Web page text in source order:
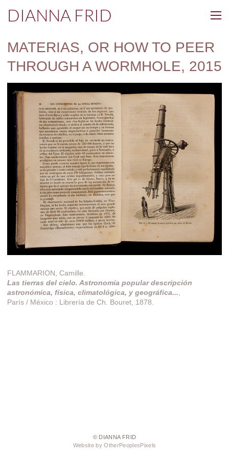
DIANNA FRID
MATERIAS, OR HOW TO PEER
THROUGH A WORMHOLE, 2015
FLAMMARION, Camille.
Las tierras del cielo. Astronomía popular descripción
astronómica, física, climatológica, y geográfica...,
París / México : Librería de Ch. Bouret, 1878.
© DIANNA FRID
Website by OtherPeoplesPixels